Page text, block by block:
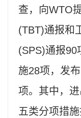
查，向WTO
(TBT)通报和
(SPS)通报90
施28项，发
项。其中，
五类分项措施